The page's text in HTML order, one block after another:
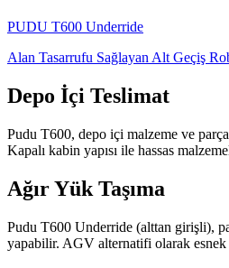
PUDU T600 Underride
Alan Tasarrufu Sağlayan Alt Geçiş
Depo İçi Teslimat
Pudu T600, depo içi malzeme ve parça
Kapalı kabin yapısı ile hassas
Ağır Yük Taşıma
Pudu T600 Underride (alttan girişli),
yapabilir. AGV alternatifi olarak esnek